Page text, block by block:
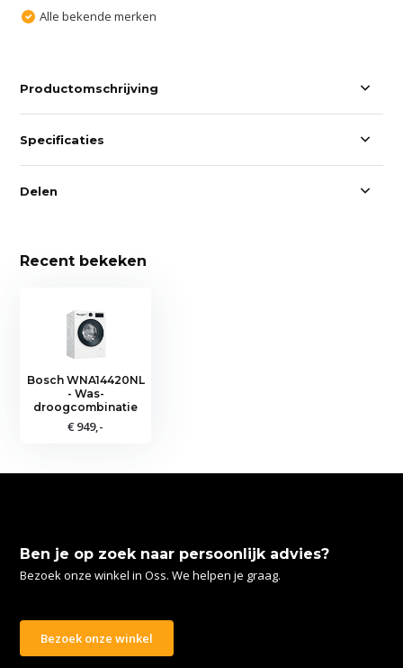
Alle bekende merken
Productomschrijving
Specificaties
Delen
Recent bekeken
Bosch WNA14420NL
- Was-
droogcombinatie
€ 949,-
Ben je op zoek naar persoonlijk advies?
Bezoek onze winkel in Oss. We helpen je graag.
Bezoek onze winkel